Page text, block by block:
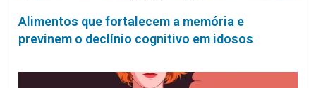
Alimentos que fortalecem a memória e
previnem o declínio cognitivo em idosos